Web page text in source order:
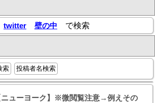
twitter 壁の中 で検索
索 投稿者名検索
ニューヨーク】※微閲覧注意→例えその